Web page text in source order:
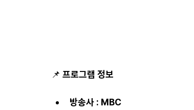
📌 프로그램 정보
방송사 : MBC